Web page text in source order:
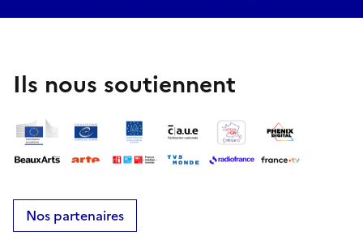
Ils nous soutiennent
Nos partenaires